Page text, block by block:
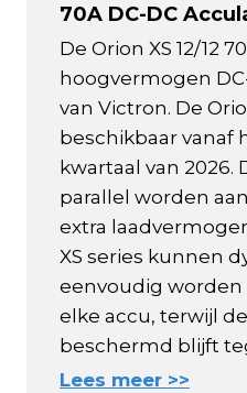
70A DC-DC
De Orion XS 12/12
hoogvermogen
van Victron. De
beschikbaar vanaf
kwartaal van 2026.
parallel worden
extra
XS series kunnen
eenvoudig
elke accu, terwijl
beschermd blijft
Lees meer >>